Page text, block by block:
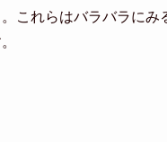
これらはバラバラにみ